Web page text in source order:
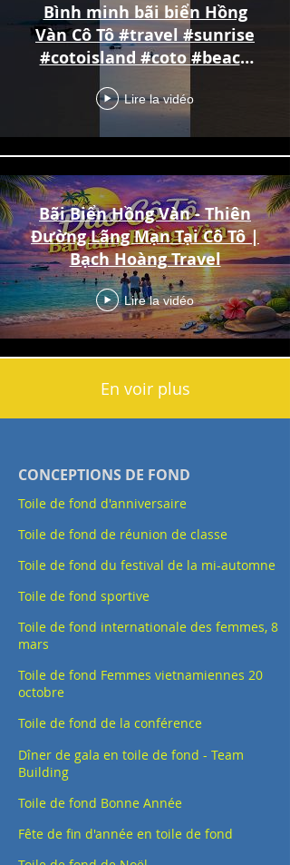
Bình minh bãi biển Hồng
Vàn Cô Tô #travel #sunrise
#cotoisland #coto #beach
Lire la vidéo
Bãi Biển Hồng Vàn - Thiên
Đường Lãng Mạn Tại Cô Tô |
Bạch Hoàng Travel
Lire la vidéo
En voir plus
CONCEPTIONS DE FOND
Toile de fond d'anniversaire
Toile de fond de réunion de classe
Toile de fond du festival de la mi-automne
Toile de fond sportive
Toile de fond internationale des femmes, 8
mars
Toile de fond Femmes vietnamiennes 20
octobre
Toile de fond de la conférence
Dîner de gala en toile de fond - Team
Building
Toile de fond Bonne Année
Fête de fin d'année en toile de fond